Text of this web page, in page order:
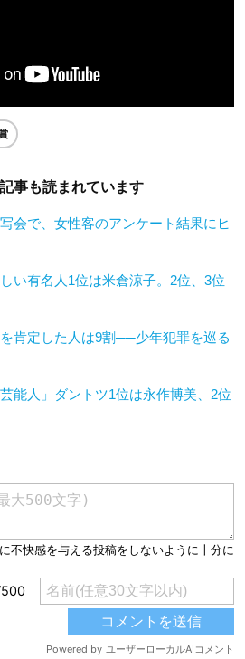
事も読まれています
会で、女性客のアンケート結果にヒ
い有名人1位は米倉涼子。2位、3位
肯定した人は9割──少年犯罪を巡る
能人」ダントツ1位は永作博美、2位